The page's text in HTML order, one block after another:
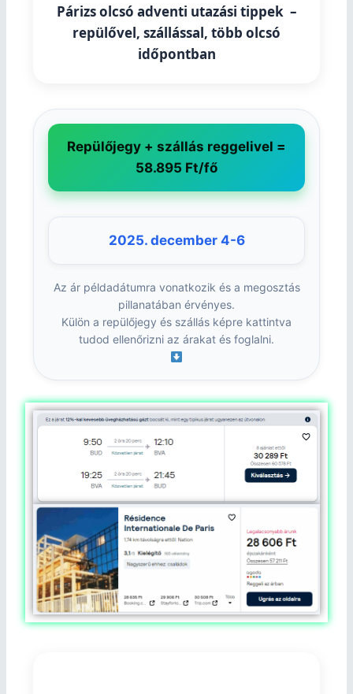
Párizs olcsó adventi utazási tippek –
repülővel, szállással, több olcsó
időpontban
Repülőjegy + szállás reggelivel =
58.895 Ft/fő
2025. december 4-6
Az ár példadátumra vonatkozik és a megosztás
pillanatában érvényes.
Külön a repülőjegy és szállás képre kattintva
tudod ellenőrizni az árakat és foglalni.